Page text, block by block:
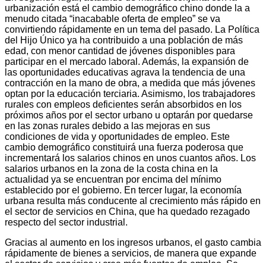
urbanización está el cambio demográfico chino donde la a
menudo citada “inacabable oferta de empleo” se va
convirtiendo rápidamente en un tema del pasado. La Política
del Hijo Único ya ha contribuido a una población de más
edad, con menor cantidad de jóvenes disponibles para
participar en el mercado laboral. Además, la expansión de
las oportunidades educativas agrava la tendencia de una
contracción en la mano de obra, a medida que más jóvenes
optan por la educación terciaria. Asimismo, los trabajadores
rurales con empleos deficientes serán absorbidos en los
próximos años por el sector urbano u optarán por quedarse
en las zonas rurales debido a las mejoras en sus
condiciones de vida y oportunidades de empleo. Este
cambio demográfico constituirá una fuerza poderosa que
incrementará los salarios chinos en unos cuantos años. Los
salarios urbanos en la zona de la costa china en la
actualidad ya se encuentran por encima del mínimo
establecido por el gobierno. En tercer lugar, la economía
urbana resulta más conducente al crecimiento más rápido en
el sector de servicios en China, que ha quedado rezagado
respecto del sector industrial.
Gracias al aumento en los ingresos urbanos, el gasto cambia
rápidamente de bienes a servicios, de manera que expande